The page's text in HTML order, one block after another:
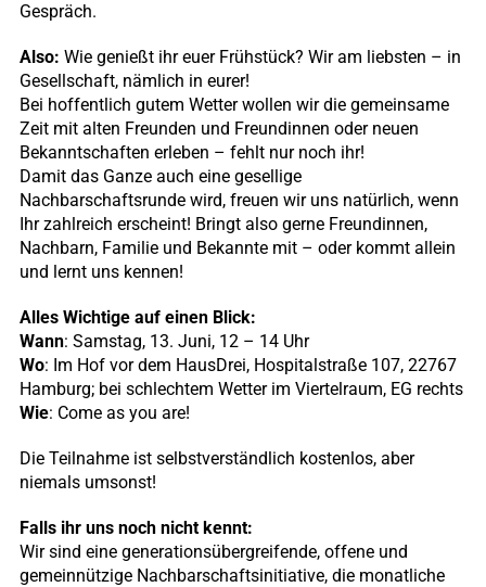
Gespräch.
Also: Wie genießt ihr euer Frühstück? Wir am liebsten – in
Gesellschaft, nämlich in eurer!
Bei hoffentlich gutem Wetter wollen wir die gemeinsame
Zeit mit alten Freunden und Freundinnen oder neuen
Bekanntschaften erleben – fehlt nur noch ihr!
Damit das Ganze auch eine gesellige
Nachbarschaftsrunde wird, freuen wir uns natürlich, wenn
Ihr zahlreich erscheint! Bringt also gerne Freundinnen,
Nachbarn, Familie und Bekannte mit – oder kommt allein
und lernt uns kennen!
Alles Wichtige auf einen Blick:
Wann: Samstag, 13. Juni, 12 – 14 Uhr
Wo: Im Hof vor dem HausDrei, Hospitalstraße 107, 22767
Hamburg; bei schlechtem Wetter im Viertelraum, EG rechts
Wie: Come as you are!
Die Teilnahme ist selbstverständlich kostenlos, aber
niemals umsonst!
Falls ihr uns noch nicht kennt:
Wir sind eine generationsübergreifende, offene und
gemeinnützige Nachbarschaftsinitiative, die monatliche